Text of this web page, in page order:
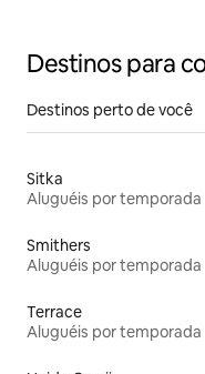
Destinos para
Destinos perto de você
Sitka
Aluguéis por temporada
Smithers
Aluguéis por temporada
Terrace
Aluguéis por temporada